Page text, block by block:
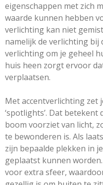
eigenschappen met zich
waarde kunnen hebben
verlichting kan niet
namelijk de verlichting bij
verlichting om je geheel
huis heen zorgt ervoor
verplaatsen.
Met accentverlichting zet
‘spotlights’. Dat
boom voorziet van licht,
te bewonderen is. Als
zijn bepaalde plekken in
geplaatst kunnen
voor extra sfeer,